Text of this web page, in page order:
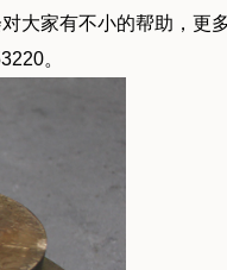
大家有不小的帮助，更
。